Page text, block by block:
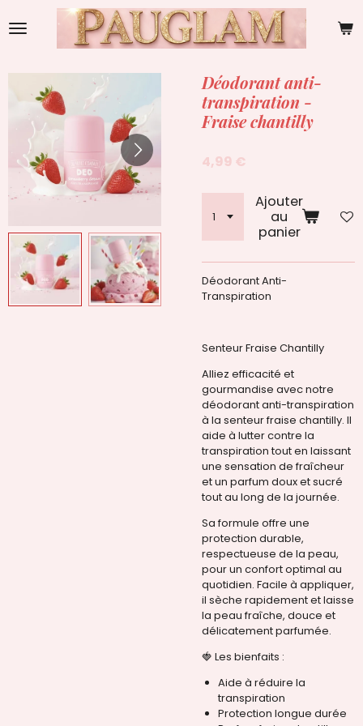
au
Déodorant anti-
transpiration -
Fraise chantilly
4,99 €
Ajouter
au
panier
Déodorant Anti-
Transpiration
Senteur Fraise Chantilly
Alliez efficacité et
gourmandise avec notre
déodorant anti-transpiration
à la senteur fraise chantilly. Il
aide à lutter contre la
transpiration tout en laissant
une sensation de fraîcheur
et un parfum doux et sucré
tout au long de la journée.
Sa formule offre une
protection durable,
respectueuse de la peau,
pour un confort optimal au
quotidien. Facile à appliquer,
il sèche rapidement et laisse
la peau fraîche, douce et
délicatement parfumée.
🍓 Les bienfaits :
Aide à réduire la
transpiration
Protection longue durée